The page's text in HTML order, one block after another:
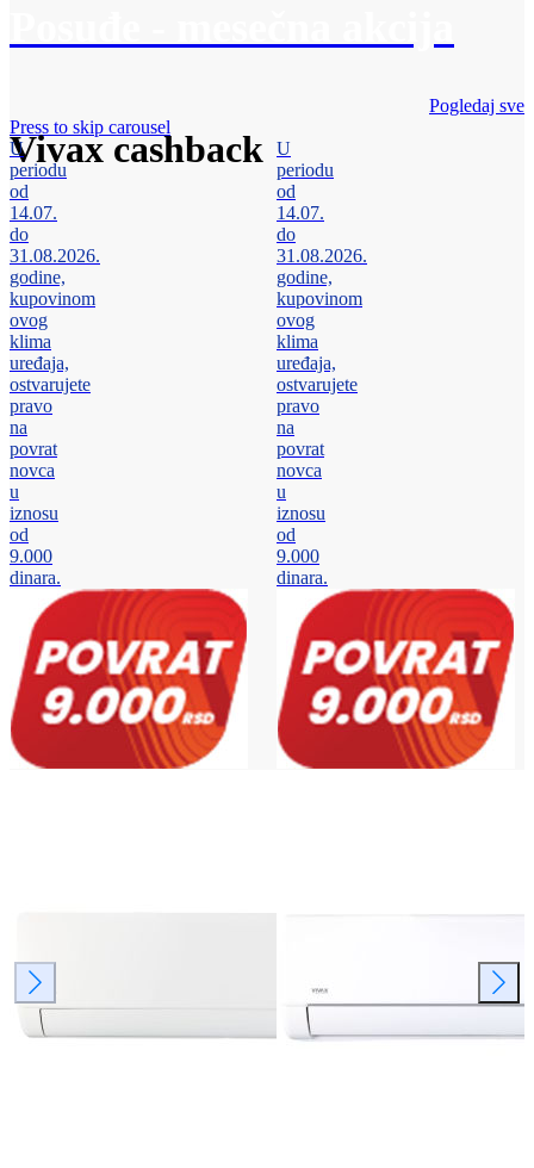
Vivax cashback
Pogledaj sve
Press to skip carousel
U
periodu
od
14.07.
do
31.08.2026.
godine,
kupovinom
ovog
klima
uređaja,
ostvarujete
pravo
na
povrat
novca
u
iznosu
od
9.000
dinara.
U
periodu
od
14.07.
do
31.08.2026.
godine,
kupovinom
ovog
klima
uređaja,
ostvarujete
pravo
na
povrat
novca
u
iznosu
od
9.000
dinara.